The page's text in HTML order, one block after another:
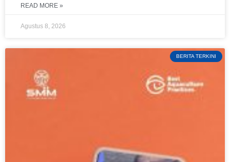
READ MORE »
Agustus 8, 2026
BERITA TERKINI